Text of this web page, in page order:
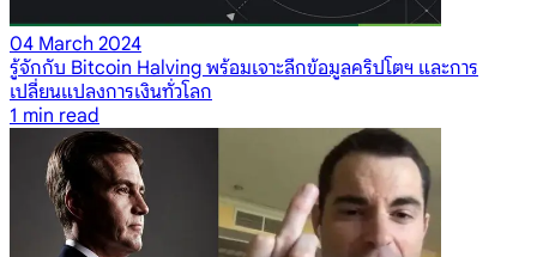
04 March 2024
รู้จักกับ Bitcoin Halving พร้อมเจาะลึกข้อมูลคริปโตฯ และการ
เปลี่ยนแปลงการเงินทั่วโลก
1 min read